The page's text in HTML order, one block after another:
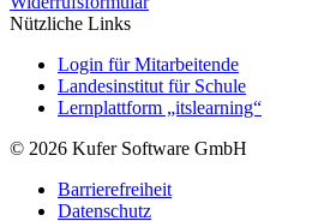
Nützliche Links
Login für Mitarbeitende
Landesinstitut für Schule
Lernplattform „itslearning“
© 2026 Kufer Software GmbH
Barrierefreiheit
Datenschutz